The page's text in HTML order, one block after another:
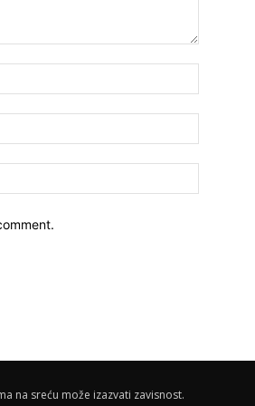
na sreću može izazvati zavisnost.